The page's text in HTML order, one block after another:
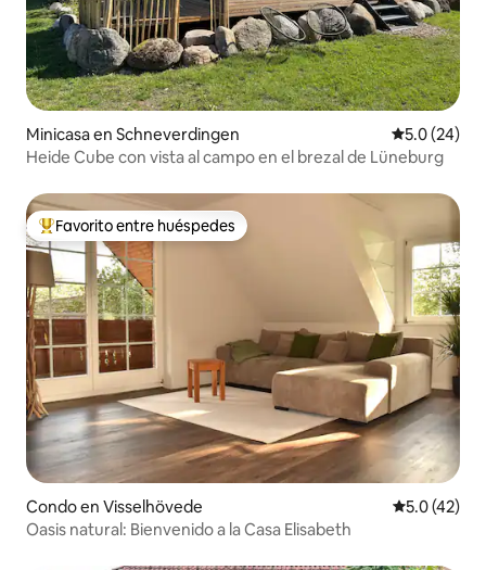
Minicasa en Schneverdingen Calificación
5.0 (24)
Heide Cube con vista al campo en el brezal de Lüneburg
Favorito entre huéspedes preferido
Favorito entre huéspedes
Condo en Visselhövede Calificación
5.0 (42)
Oasis natural: Bienvenido a la Casa Elisabeth